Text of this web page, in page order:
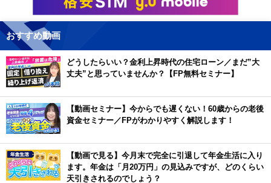
おすすめ動画
どうしたらいい？金利上昇時代の住宅ローン／まだ”大
丈夫”と思っていませんか？【FP無料セミナー】
【動画セミナー】今からでも遅くない！60歳からの老後
資金セミナー／FPがわかりやすく解説します！
【動画で見る】今月末で完全に引退して年金生活に入り
ます。年金は「月20万円」の見込みですが、どのくらい
天引きされるのでしょう？